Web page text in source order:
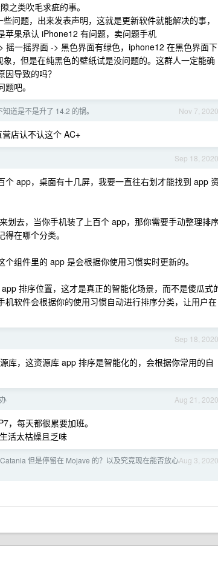
之类吹毛求疵的事。
问题，出来发表声明，这就是更新软件就能解决的事，
苹果承认 iPhone12 有问题，卖问题手机
一摇界面 -> 黑色界面有绿色，iphone12 在黑色界面下
，但是在纯黑色的壁纸试是没问题的。这群人一定能确
导致的吗？
吧。
Nov 7, 2020
道是不是升了 14.2 的锅。
店认不认这个 AC+
Sep 18, 2020
app，桌面有十几屏，我要一直往右划才能找到 app 资
划去，当你手机装了上百个 app，那你需要手动整理排
在哪个分类。
组件里的 app 是会根据你使用习惯实时更新的。
排序位置，这才是真正的智能化场景，而不是傻瓜式
软件会根据你的使用习惯自动进行排序分类，让用户在
Sep 18, 2020
库，这资源库 app 排序是智能化的，会根据你常用的自
Aug 21, 2020
，每天都很累要加班。
活太枯燥且乏味
Aug 3, 2020
但是停留在 Mojave 的？以及究竟现在能否放心